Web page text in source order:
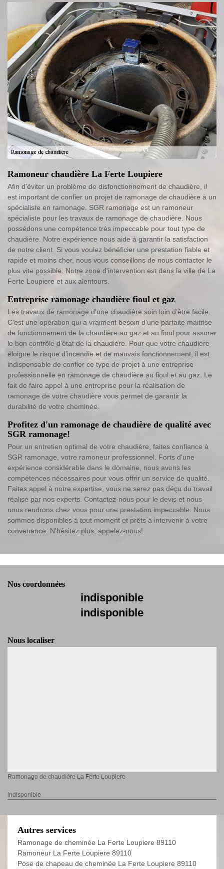
Ramoneur chaudière La Ferte Loupiere
Afin d’éviter un problème de disfonctionnement de chaudière, il
est important de confier un projet de ramonage de chaudière à un
spécialiste en ramonage. SGR ramonage est un ramoneur
spécialiste pour les travaux de ramonage de chaudière. Nous
possédons une compétence très impeccable pour tout type de
chaudière. Notre expérience nous aide à garantir la satisfaction
de notre client. Si vous voulez bénéficier une prestation fiable et
rapide et moins cher, nous vous conseillons de nous contacter le
plus vite possible. Notre zone d’intervention est dans la ville de La
Ferte Loupiere et aux alentours.
Entreprise ramonage chaudière fioul et gaz
Les travaux de ramonage d’une chaudière soin loin d’être facile.
C’est une opération qui a vraiment besoin d’une parfaite maitrise
de fonctionnement de la chaudière au gaz et au fioul pour assurer
le bon contrôle d’état de la chaudière. Pour que votre chaudière
éloigne le risque d’incendie et de mauvais fonctionnement, il est
indispensable de confier ce type de projet à une entreprise
professionnelle en ramonage de chaudière au fioul et au gaz. Le
fait de faire appel à une entreprise pour la réalisation de
ramonage de votre chaudière vous permet de garantir la
durabilité de votre cheminée.
Profitez d'un ramonage de chaudière de qualité avec
SGR ramonage!
Pour un entretien optimal de votre chaudière, faites confiance à
SGR ramonage, votre ramoneur professionnel. Forts d'une
expérience considérable dans le domaine, nous avons les
compétences nécessaires pour vous offrir un service de qualité.
Faites appel à notre expertise, vous ne serez pas déçu du travail
réalisé par nos experts. Contactez-nous pour le devis et nous
nous rendrons chez vous pour une prestation impeccable. Nous
sommes disponibles à tout moment et prêts à intervenir à votre
convenance. N'hésitez plus, appelez-nous!
Nos coordonnées
indisponible
indisponible
Nous localiser
Ramonage de chaudière La Ferte Loupiere
indisponible
Autres services
Ramonage de cheminée La Ferte Loupiere 89110
Ramoneur La Ferte Loupiere 89110
Pose de chapeau de cheminée La Ferte Loupiere 89110